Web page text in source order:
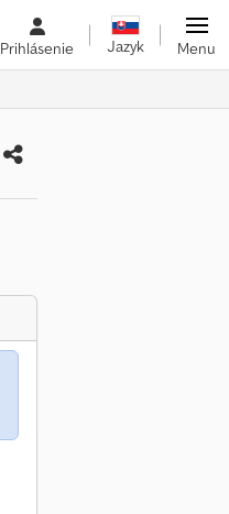
Prihlásenie Jazyk Menu